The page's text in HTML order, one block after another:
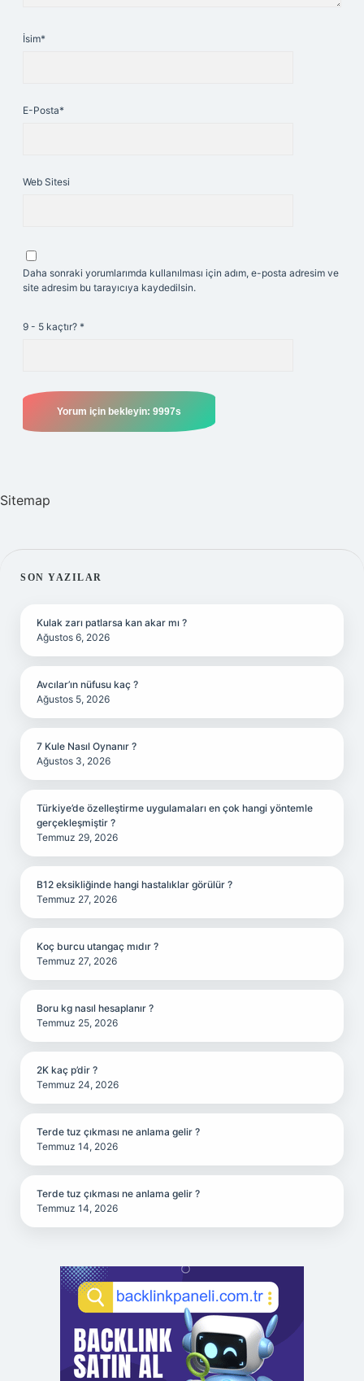
İsim*
E-Posta*
Web Sitesi
Daha sonraki yorumlarımda kullanılması için adım, e-posta adresim ve
site adresim bu tarayıcıya kaydedilsin.
9 - 5 kaçtır? *
Sitemap
SIDEBAR
SON YAZILAR
Kulak zarı patlarsa kan akar mı ?
Ağustos 6, 2026
Avcılar’ın nüfusu kaç ?
Ağustos 5, 2026
7 Kule Nasıl Oynanır ?
Ağustos 3, 2026
Türkiye’de özelleştirme uygulamaları en çok hangi yöntemle
gerçekleşmiştir ?
Temmuz 29, 2026
B12 eksikliğinde hangi hastalıklar görülür ?
Temmuz 27, 2026
Koç burcu utangaç mıdır ?
Temmuz 27, 2026
Boru kg nasıl hesaplanır ?
Temmuz 25, 2026
2K kaç p’dir ?
Temmuz 24, 2026
Terde tuz çıkması ne anlama gelir ?
Temmuz 14, 2026
Terde tuz çıkması ne anlama gelir ?
Temmuz 14, 2026